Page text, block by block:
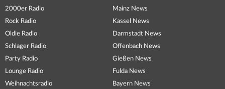
2000er Radio
Rock Radio
Oldie Radio
Schlager Radio
Party Radio
Lounge Radio
Weihnachtsradio
Mainz News
Kassel News
Darmstadt News
Offenbach News
Gießen News
Fulda News
Bayern News